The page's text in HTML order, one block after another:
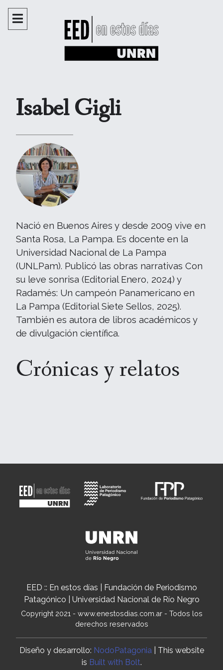
Isabel Gigli
Nació en Buenos Aires y desde 2009 vive en
Santa Rosa, La Pampa. Es docente en la
Universidad Nacional de La Pampa
(UNLPam). Publicó las obras narrativas Con
su leve sonrisa (Editorial Enero, 2024) y
Radamés: Un campeón Panamericano en
La Pampa (Editorial Siete Sellos, 2025).
También es autora de libros académicos y
de divulgación científica.
Crónicas y relatos
EED :: En estos días | Fundación de Periodismo
Patagónico | Universidad Nacional de Río Negro
Copyright 2021 - www.enestosdias.com.ar - Todos los
derechos reservados
Diseño y desarrollo: NodoPatagonia| This website
is Built with Bolt.